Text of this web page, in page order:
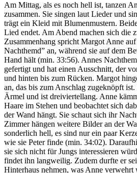
Am Mittag, als es noch hell ist, tanzen
zusammen. Sie singen laut Lieder und
trägt ein Kleid mit Blumenmustern.
Lied endet. Am Abend machen sich die
Zusammenhang spricht Margot Anne
Nachthemd” an, während sie auf dem
Hand hält (min. 33:56). Annes
gefertigt und hat einen Ausschnitt, der
und hinten bis zum Rücken. Margot
an, das bis zum Anschlag zugeknöpft
Ärmel und ist dreiviertellang. Anne
Haare im Stehen und beobachtet sich
der Wand hängt. Sie schaut sich ihr
Zimmer hängen weitere Bilder an der
sonderlich hell, es sind nur ein paar
wie sie Peter finde (min. 34:02).
sie sich nicht für Jungs interessieren
findet ihn langweilig. Zudem durfte er
Hinterhaus nehmen, was Anne verwehrt